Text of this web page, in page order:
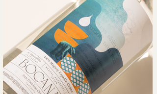
con el que colabora.
Como contraste a este universo
místico y tradicional, la fotografía de
producto adopta un estilo minimalista,
geométrico y editorial, generando una
imagen contemporánea que conecta
con su audiencia actual. Lo antiguo y